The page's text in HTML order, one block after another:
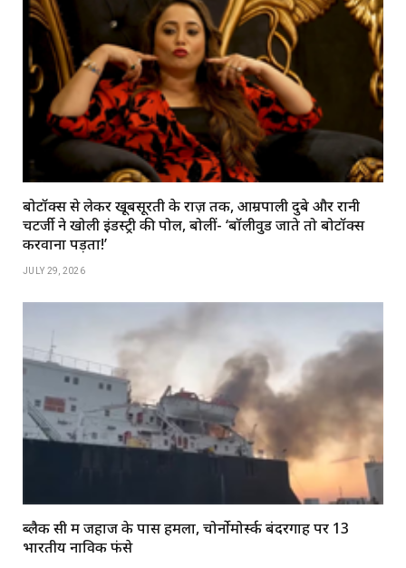
बोटॉक्स से लेकर खूबसूरती के राज़ तक, आम्रपाली दुबे और रानी
चटर्जी ने खोली इंडस्ट्री की पोल, बोलीं- ‘बॉलीवुड जाते तो बोटॉक्स
करवाना पड़ता!’
JULY 29, 2026
ब्लैक सी में जहाज के पास हमला, चोर्नोमोर्स्क बंदरगाह पर 13
भारतीय नाविक फंसे